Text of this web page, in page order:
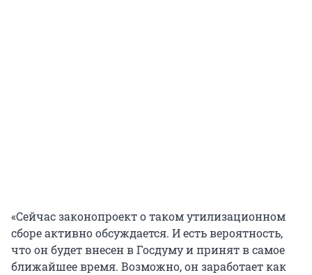
«Сейчас законопроект о таком утилизационном
сборе активно обсуждается. И есть вероятность,
что он будет внесен в Госдуму и принят в самое
ближайшее время. Возможно, он заработает как